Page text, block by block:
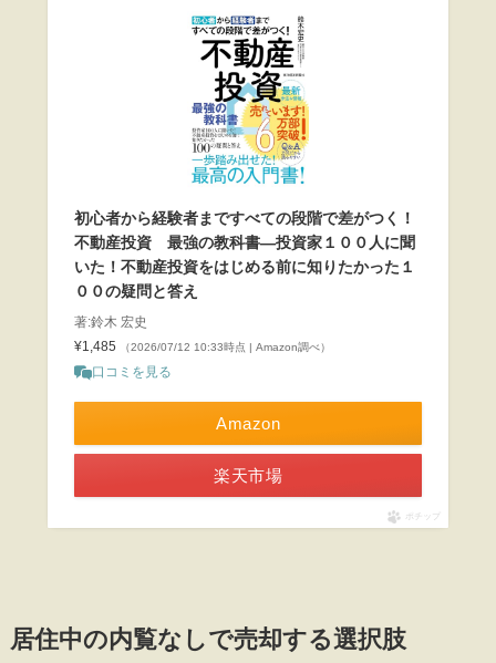
初心者から経験者まですべての段階で差がつく！
不動産投資 最強の教科書―投資家１００人に聞
いた！不動産投資をはじめる前に知りたかった１
００の疑問と答え
著:鈴木 宏史
¥1,485
（2026/07/12 10:33時点 | Amazon調べ）
口コミを見る
Amazon
楽天市場
ポチップ
居住中の内覧なしで売却する選択肢